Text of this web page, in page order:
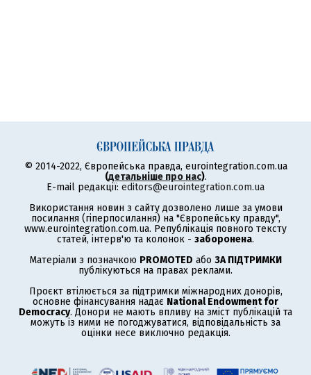
© 2014-2022, Європейська правда, eurointegration.com.ua
(детальніше про нас).
E-mail редакції: editors@eurointegration.com.ua
Використання новин з сайту дозволено лише за умови
посилання (гіперпосилання) на "Європейську правду",
www.eurointegration.com.ua. Републікація повного тексту
статей, інтерв'ю та колонок - заборонена.
Матеріали з позначкою PROMOTED або ЗА ПІДТРИМКИ
публікуються на правах реклами.
Проєкт втілюється за підтримки міжнародних донорів,
основне фінансування надає National Endowment for
Democracy. Донори не мають впливу на зміст публікацій та
можуть із ними не погоджуватися, відповідальність за
оцінки несе виключно редакція.